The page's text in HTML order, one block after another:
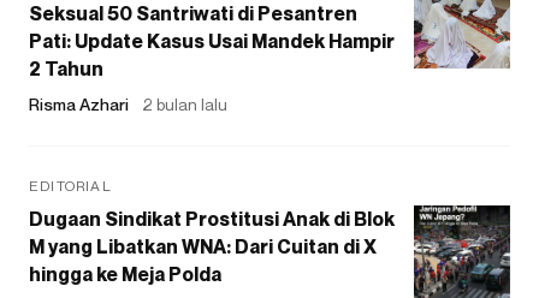
Seksual 50 Santriwati di Pesantren
Pati: Update Kasus Usai Mandek Hampir
2 Tahun
Risma Azhari 2 bulan lalu
EDITORIAL
Dugaan Sindikat Prostitusi Anak di Blok
M yang Libatkan WNA: Dari Cuitan di X
hingga ke Meja Polda